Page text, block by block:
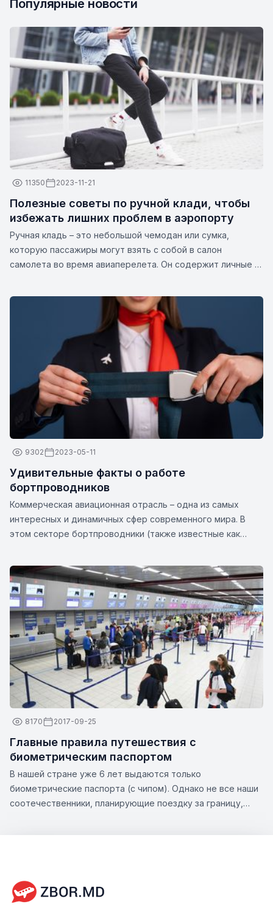
Популярные новости
11350 2023-11-21
Полезные советы по ручной клади, чтобы
избежать лишних проблем в аэропорту
Ручная кладь – это небольшой чемодан или сумка,
которую пассажиры могут взять с собой в салон
самолета во время авиаперелета. Он содержит личные и
необходимости. Размеры и вес ручной клади могут
различаться в зависимости от авиакомпании.
9302 2023-05-11
Удивительные факты о работе
бортпроводников
Коммерческая авиационная отрасль – одна из самых
интересных и динамичных сфер современного мира. В
этом секторе бортпроводники (также известные как
пассажиров. Эти непревзойденные профессионалы — это
нечто большее, чем просто их кажущиеся улыбки и
стильная униформа. Вот несколько интересных фактов о
бортпроводниках:
8170 2017-09-25
Главные правила путешествия с
биометрическим паспортом
В нашей стране уже 6 лет выдаются только
биометрические паспорта (с чипом). Однако не все наши
соотечественники, планирующие поездку за границу,